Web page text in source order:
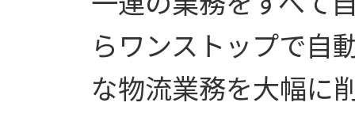
らワンストップで自
な物流業務を大幅に